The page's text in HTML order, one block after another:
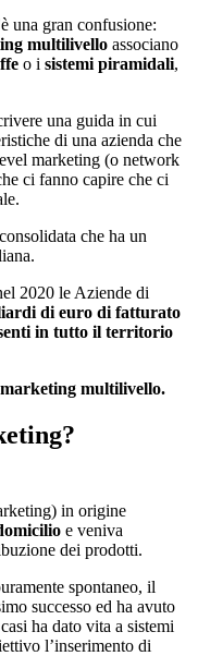
una gran confusione:
multilivello associano
o i sistemi piramidali,
una guida in cui
di una azienda che
marketing (o network
ci fanno capire che ci
che ha un
2020 le Aziende di
di euro di fatturato
in tutto il territorio
marketing multilivello.
in origine
e veniva
dei prodotti.
spontaneo, il
successo ed ha avuto
ha dato vita a sistemi
l’inserimento di